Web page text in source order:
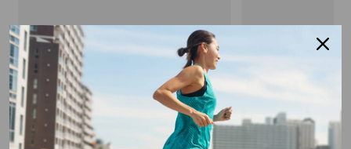
UNDER ARMOUR
Scarpa Velocity Pace
€ 110,00
1 colore
Scarpa Ascend
€
€ 49,90